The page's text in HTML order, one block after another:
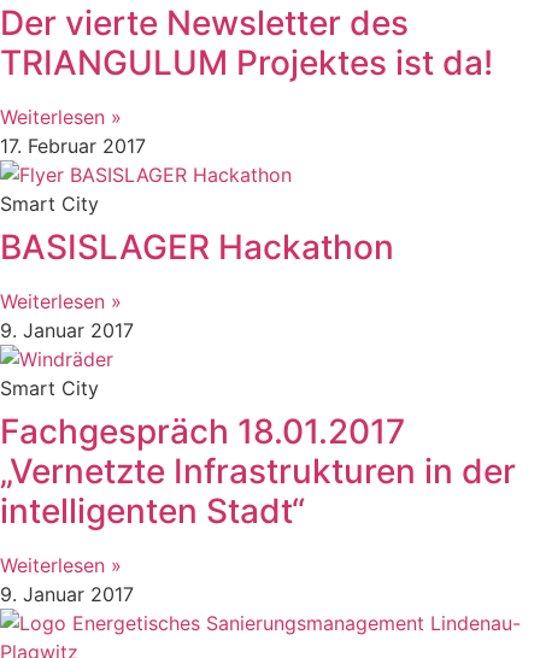
Der vierte Newsletter des
TRIANGULUM Projektes ist da!
Weiterlesen »
17. Februar 2017
Smart City
BASISLAGER Hackathon
Weiterlesen »
9. Januar 2017
Smart City
Fachgespräch 18.01.2017
„Vernetzte Infrastrukturen in der
intelligenten Stadt“
Weiterlesen »
9. Januar 2017